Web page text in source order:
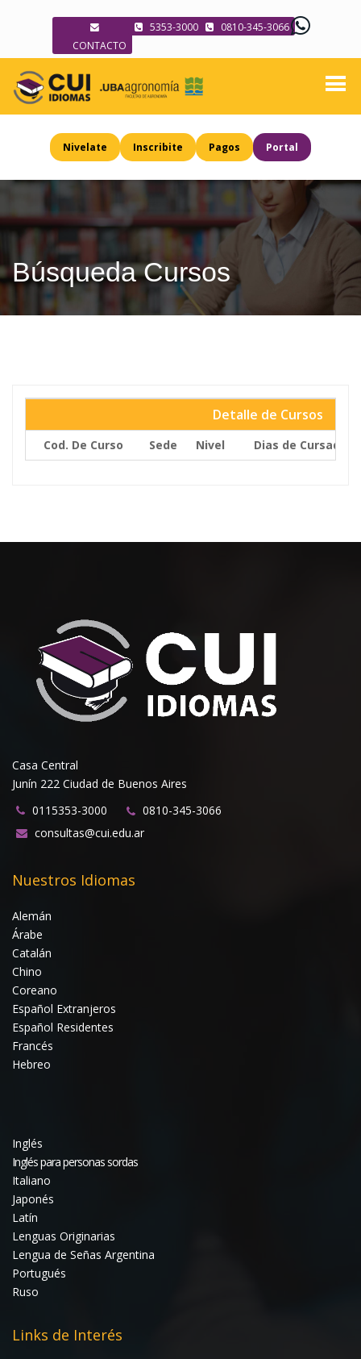
CONTACTO
5353-3000 0810-345-3066
Nivelate Inscribite Pagos Portal
Búsqueda Cursos
Detalle de Cursos
Cod. De Curso Sede Nivel Dias de Cursada
Casa Central
Junín 222 Ciudad de Buenos Aires
0115353-3000
0810-345-3066
consultas@cui.edu.ar
Nuestros Idiomas
Alemán
Árabe
Catalán
Chino
Coreano
Español Extranjeros
Español Residentes
Francés
Hebreo
Inglés
Inglés para personas sordas
Italiano
Japonés
Latín
Lenguas Originarias
Lengua de Señas Argentina
Portugués
Ruso
Links de Interés